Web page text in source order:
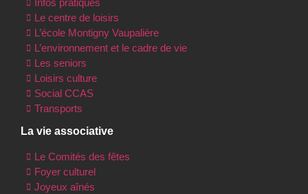
Le centre de loisirs
L’école Montigny Vaupalière
L’environnement et le cadre de vie
Les seniors
Loisirs culture
Social CCAS
Transports
La vie associative
Le Comités des fêtes
Foyer culturel
Joyeux aînés